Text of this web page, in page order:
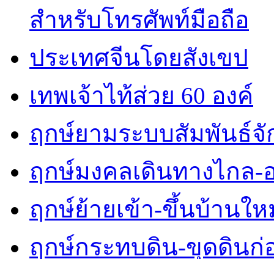
สำหรับโทรศัพท์มือถือ
ประเทศจีนโดยสังเขป
เทพเจ้าไท้ส่วย 60 องค์
ฤกษ์ยามระบบสัมพันธ์จั
ฤกษ์มงคลเดินทางไกล-
ฤกษ์ย้ายเข้า-ขึ้นบ้านใ
ฤกษ์กระทบดิน-ขุดดินก่